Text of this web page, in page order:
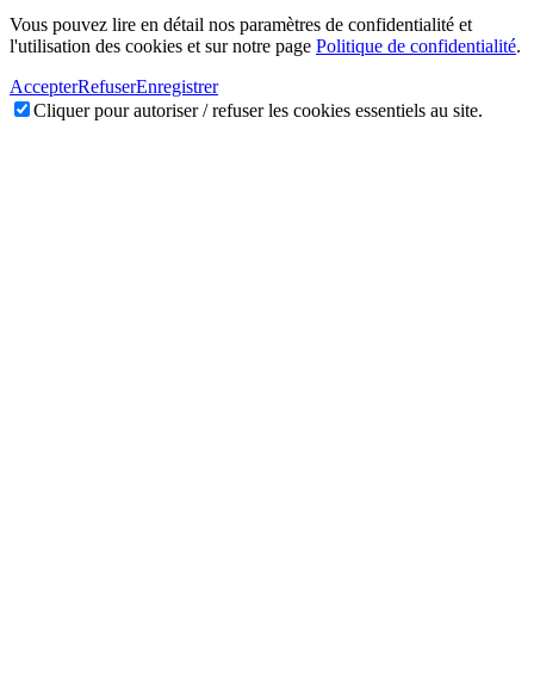
Vous pouvez lire en détail nos paramètres de confidentialité et
l'utilisation des cookies et sur notre page Politique de confidentialité.
AccepterRefuserEnregistrer
Cliquer pour autoriser / refuser les cookies essentiels au site.